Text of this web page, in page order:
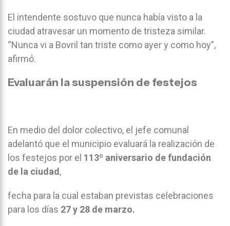
El intendente sostuvo que nunca había visto a la
ciudad atravesar un momento de tristeza similar.
“Nunca vi a Bovril tan triste como ayer y como hoy”,
afirmó.
Evaluarán la suspensión de festejos
En medio del dolor colectivo, el jefe comunal
adelantó que el municipio evaluará la realización de
los festejos por el 113º aniversario de fundación
de la ciudad ,
fecha para la cual estaban previstas celebraciones
para los días 27 y 28 de marzo.